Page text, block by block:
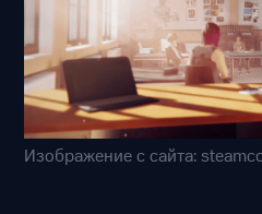
Изображение с сайта: